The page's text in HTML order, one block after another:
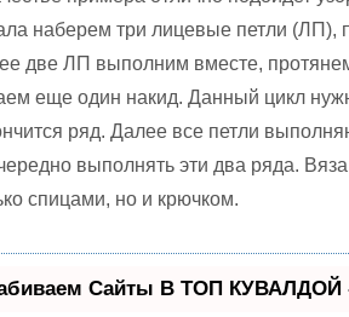
наберем три лицевые петли
две ЛП выполним вместе,
еще один накид. Данный цикл
ряд. Далее все петли
выполнять эти два ряда.
спицами, но и крючком.
Сайты В ТОП КУВАЛДОЙ -